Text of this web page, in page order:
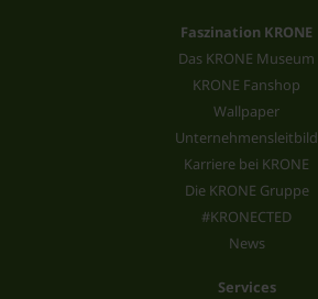
Faszination KRONE
Das KRONE Museum
KRONE Fanshop
Wallpaper
Unternehmensleitbild
Karriere bei KRONE
Die KRONE Gruppe
#KRONECTED
News
Services